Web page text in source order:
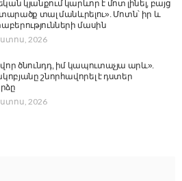
կյանքում կարևոր է մոտ լինել, բայց
տալ մանևրելու». Մոտն՝ իր և
մասին
2026
ծնունդդ, իմ կապուտաչյա արև».
շնորհավորել է դստեր
2026